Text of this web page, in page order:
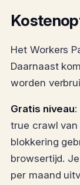
Het Workers
Daarnaast
worden
Gratis niveau:
true crawl van
blokkering
browsertijd.
per maand